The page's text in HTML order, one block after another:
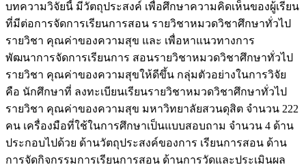
บทความวิจัยนี้ มีวัตถุประสงค์ เพื่อศึกษาความคิดเห็นของผู้เรียน
ที่มีต่อการจัดการเรียนการสอน รายวิชาหมวดวิชาศึกษาทั่วไป
รายวิชา คุณค่าของความสุข และ เพื่อหาแนวทางการ
พัฒนาการจัดการเรียนการ สอนรายวิชาหมวดวิชาศึกษาทั่วไป
รายวิชา คุณค่าของความสุขให้ดีขึ้น กลุ่มตัวอย่างในการวิจัย
คือ นักศึกษาที่ ลงทะเบียนเรียนรายวิชาหมวดวิชาศึกษาทั่วไป
รายวิชา คุณค่าของความสุข มหาวิทยาลัยสวนดุสิต จำนวน 222
คน เครื่องมือที่ใช้ในการศึกษาเป็นแบบสอบถาม จำนวน 4 ด้าน
ประกอบไปด้วย ด้านวัตถุประสงค์ของการ เรียนการสอน ด้าน
การจัดกิจกรรมการเรียนการสอน ด้านการวัดและประเมินผล